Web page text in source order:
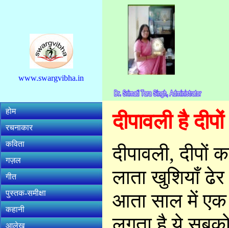
www.swargvibha.in
होम
रचनाकार
कविता
गज़ल
गीत
पुस्तक-समीक्षा
कहानी
आलेख
दीपावली है
दीपावली, दीपों
लाता खुशियाँ
आता साल में एक